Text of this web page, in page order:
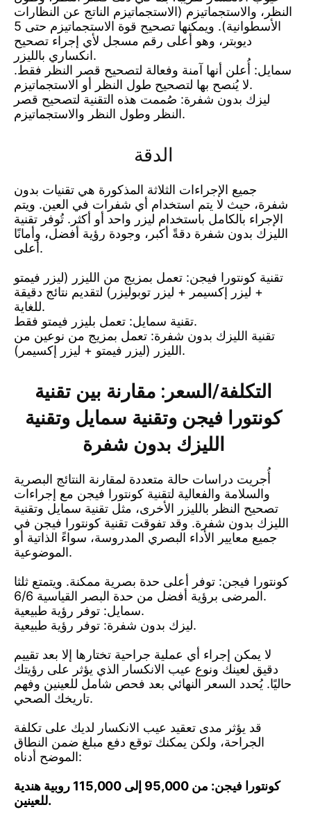
النظر، والاستجماتيزم (الاستجماتيزم الناتج عن النظارات
الأسطوانية). ويمكنها تصحيح قوة الاستجماتيزم حتى 5
ديوبتر، وهو أعلى رقم مسجل لأي إجراء تصحيح
انكساري بالليزر.
سمايل: أُعلن أنها آمنة وفعالة لتصحيح قصر النظر فقط.
لا يُنصح بها لتصحيح طول النظر أو الاستجماتيزم.
ليزك بدون شفرة: صُممت هذه التقنية لتصحيح قصر
النظر وطول النظر والاستجماتيزم.
الدقة
جميع الإجراءات الثلاثة المذكورة هي تقنيات بدون
شفرة، حيث لا يتم استخدام أي شفرات في العين. ويتم
الإجراء بالكامل باستخدام ليزر واحد أو أكثر. تُوفر تقنية
الليزك بدون شفرة دقةً أكبر، وجودة رؤية أفضل، وأمانًا
أعلى.
تقنية كونتورا فيجن: تعمل بمزيج من الليزر (ليزر فيمتو
+ ليزر إكسيمر + ليزر توبوليزر) لتقديم نتائج دقيقة
للغاية.
تقنية سمايل: تعمل بليزر فيمتو فقط.
تقنية الليزك بدون شفرة: تعمل بمزيج من نوعين من
الليزر (ليزر فيمتو + ليزر إكسيمر).
التكلفة/السعر: مقارنة بين تقنية
كونتورا فيجن وتقنية سمايل وتقنية
الليزك بدون شفرة
أُجريت دراسات حالة متعددة لمقارنة النتائج البصرية
والسلامة والفعالية لتقنية كونتورا فيجن مع إجراءات
تصحيح النظر بالليزر الأخرى، مثل تقنية سمايل وتقنية
الليزك بدون شفرة. وقد تفوقت تقنية كونتورا فيجن في
جميع معايير الأداء البصري المدروسة، سواءً الذاتية أو
الموضوعية.
كونتورا فيجن: توفر أعلى حدة بصرية ممكنة. ويتمتع ثلثا
المرضى برؤية أفضل من حدة البصر القياسية 6/6.
سمايل: توفر رؤية طبيعية.
ليزك بدون شفرة: توفر رؤية طبيعية.
لا يمكن إجراء أي عملية جراحية تختارها إلا بعد تقييم
دقيق لعينك ونوع عيب الانكسار الذي يؤثر على رؤيتك
حاليًا. يُحدد السعر النهائي بعد فحص شامل للعينين وفهم
تاريخك الصحي.
قد يؤثر مدى تعقيد عيب الانكسار لديك على تكلفة
الجراحة، ولكن يمكنك توقع دفع مبلغ ضمن النطاق
الموضح أدناه:
كونتورا فيجن: من 95,000 إلى 115,000 روبية هندية
للعينين.